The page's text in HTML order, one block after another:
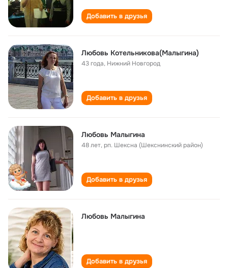
Добавить в друзья
Любовь Котельникова(Малыгина)
43 года, Нижний Новгород
Добавить в друзья
Любовь Малыгина
48 лет,рп. Шексна (Шекснинский район)
Добавить в друзья
Любовь Малыгина
Добавить в друзья